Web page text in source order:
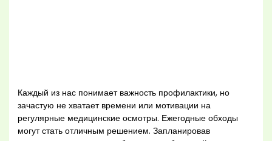
Каждый из нас понимает важность профилактики, но
зачастую не хватает времени или мотивации на
регулярные медицинские осмотры. Ежегодные обходы
могут стать отличным решением. Запланировав